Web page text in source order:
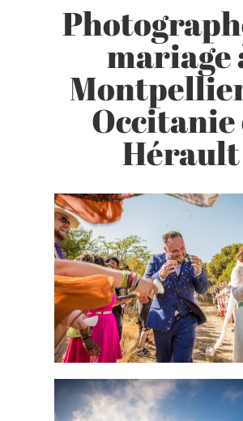
mariage
Occitanie
Hérault